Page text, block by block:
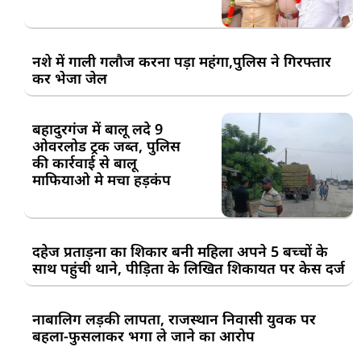
नशे में गाली गलौज करना पड़ा महंगा,पुलिस ने गिरफ्तार
कर भेजा जेल
बहादुरगंज में बालू लदे 9
ओवरलोड ट्रक जब्त, पुलिस
की कार्रवाई से बालू
माफियाओ मे मचा हड़कंप
दहेज प्रताड़ना का शिकार बनी महिला अपने 5 बच्चों के
साथ पहुंची थाने, पीड़िता के लिखित शिकायत पर केस दर्ज
नाबालिग लड़की लापता, राजस्थान निवासी युवक पर
बहला-फुसलाकर भगा ले जाने का आरोप